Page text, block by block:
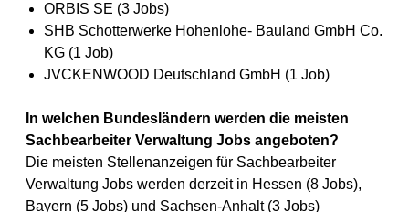
ORBIS SE (3 Jobs)
SHB Schotterwerke Hohenlohe- Bauland GmbH Co.
KG (1 Job)
JVCKENWOOD Deutschland GmbH (1 Job)
In welchen Bundesländern werden die meisten
Sachbearbeiter Verwaltung Jobs angeboten?
Die meisten Stellenanzeigen für Sachbearbeiter
Verwaltung Jobs werden derzeit in Hessen (8 Jobs),
Bayern (5 Jobs) und Sachsen-Anhalt (3 Jobs)